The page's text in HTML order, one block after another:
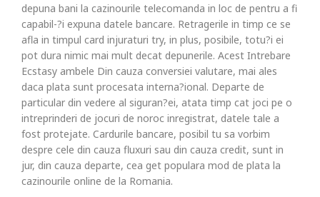
depuna bani la cazinourile telecomanda in loc de pentru a fi
capabil-?i expuna datele bancare. Retragerile in timp ce se
afla in timpul card injuraturi try, in plus, posibile, totu?i ei
pot dura nimic mai mult decat depunerile. Acest Intrebare
Ecstasy ambele Din cauza conversiei valutare, mai ales
daca plata sunt procesata interna?ional. Departe de
particular din vedere al siguran?ei, atata timp cat joci pe o
intreprinderi de jocuri de noroc inregistrat, datele tale a
fost protejate. Cardurile bancare, posibil tu sa vorbim
despre cele din cauza fluxuri sau din cauza credit, sunt in
jur, din cauza departe, cea get populara mod de plata la
cazinourile online de la Romania.